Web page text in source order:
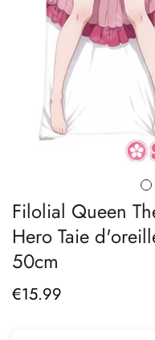
Filolial Queen
Hero Taie
50cm
Prix
€15.99